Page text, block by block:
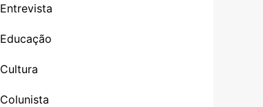
Entrevista
Educação
Cultura
Colunista